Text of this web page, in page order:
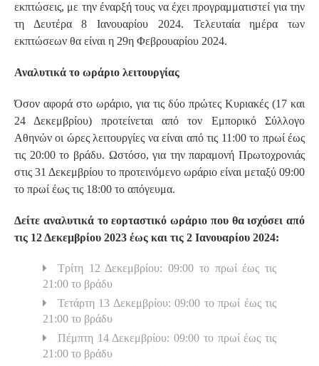
εκπτώσεις, με την έναρξή τους να έχει προγραμματιστεί για την
τη Δευτέρα 8 Ιανουαρίου 2024. Τελευταία ημέρα των
εκπτώσεων θα είναι η 29η Φεβρουαρίου 2024.
Αναλυτικά το ωράριο λειτουργίας
Όσον αφορά στο ωράριο, για τις δύο πρώτες Κυριακές (17 και
24 Δεκεμβρίου) προτείνεται από τον Εμπορικό Σύλλογο
Αθηνών οι ώρες λειτουργίες να είναι από τις 11:00 το πρωί έως
τις 20:00 το βράδυ. Ωστόσο, για την παραμονή Πρωτοχρονιάς
στις 31 Δεκεμβρίου το προτεινόμενο ωράριο είναι μεταξύ 09:00
το πρωί έως τις 18:00 το απόγευμα.
Δείτε αναλυτικά το εορταστικό ωράριο που θα ισχύσει από
τις 12 Δεκεμβρίου 2023 έως και τις 2 Ιανουαρίου 2024:
Τρίτη 12 Δεκεμβρίου: 09:00 το πρωί έως τις
21:00 το βράδυ
Τετάρτη 13 Δεκεμβρίου: 09:00 το πρωί έως τις
21:00 το βράδυ
Πέμπτη 14 Δεκεμβρίου: 09:00 το πρωί έως τις
21:00 το βράδυ